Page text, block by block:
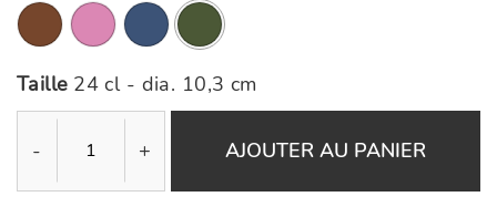
ont été sélectionnés
Taille 24 cl - dia. 10,3 cm
- + AJOUTER AU PANIER